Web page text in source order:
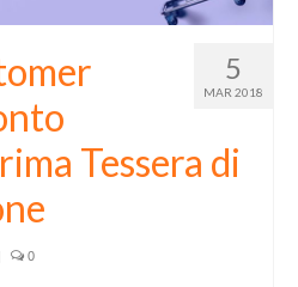
5
MAR 2018
Tessera di
0